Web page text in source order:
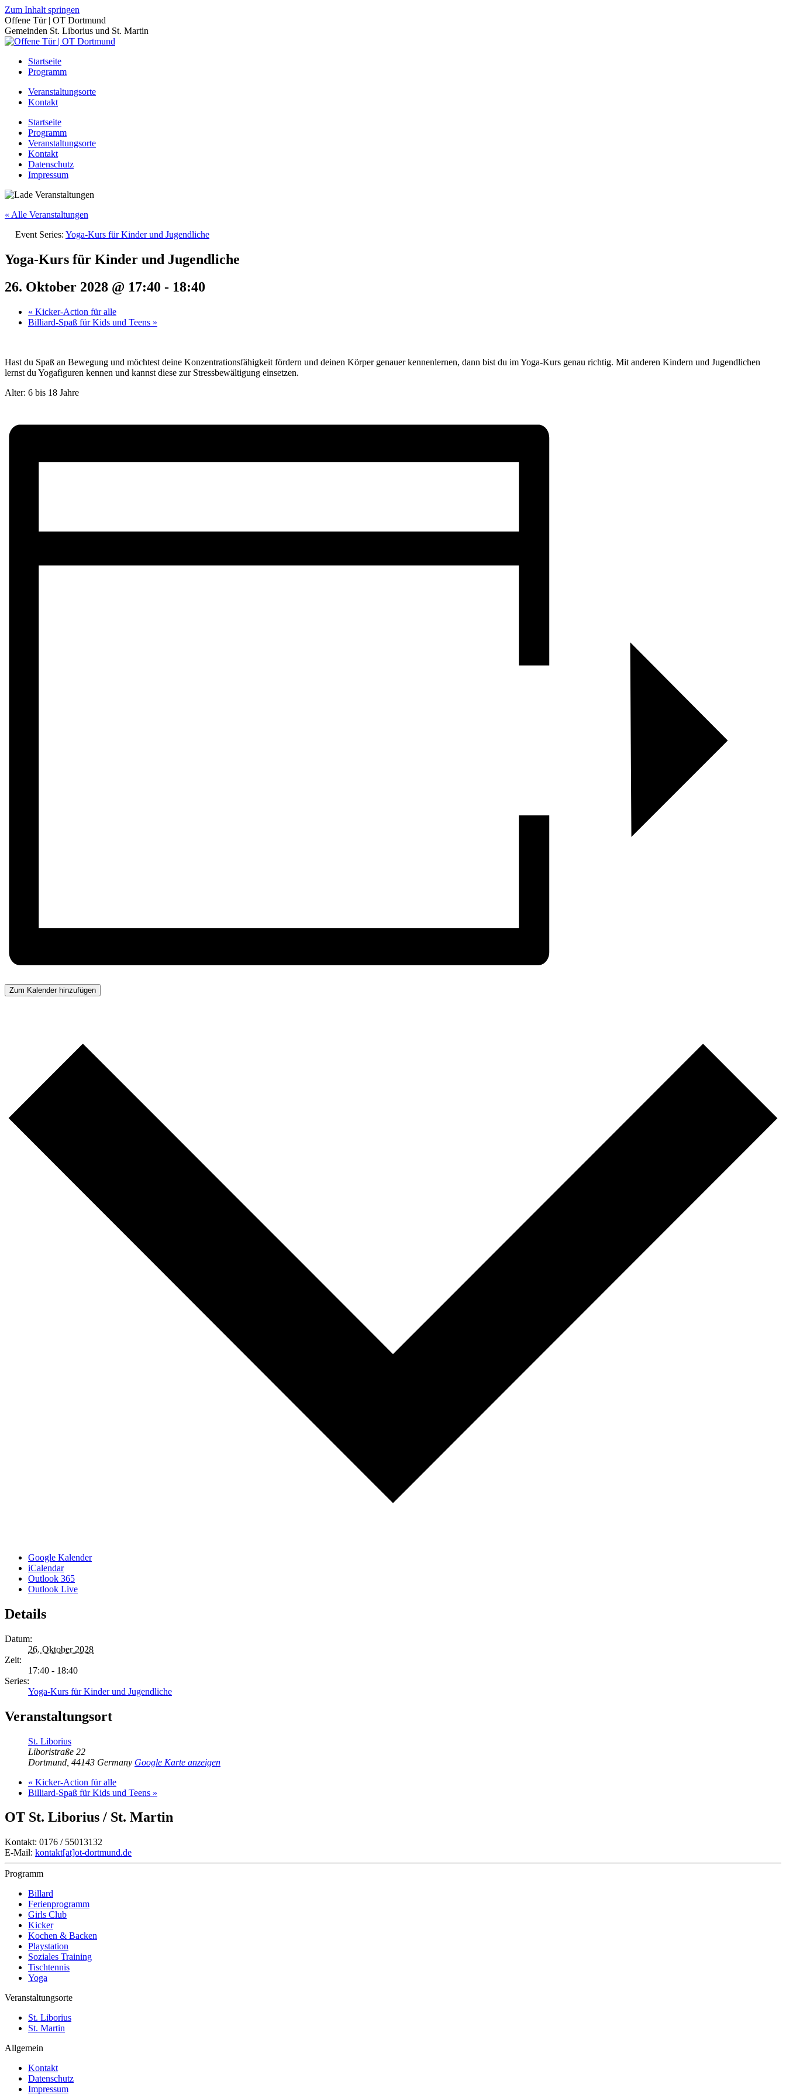
Zum Inhalt springen
Offene Tür | OT Dortmund
Gemeinden St. Liborius und St. Martin
Startseite
Programm
Veranstaltungsorte
Kontakt
Startseite
Programm
Veranstaltungsorte
Kontakt
Datenschutz
Impressum
« Alle Veranstaltungen
Event Series: Yoga-Kurs für Kinder und Jugendliche
Yoga-Kurs für Kinder und Jugendliche
26. Oktober 2028 @ 17:40 - 18:40
« Kicker-Action für alle
Billiard-Spaß für Kids und Teens »
Hast du Spaß an Bewegung und möchtest deine Konzentrationsfähigkeit fördern und deinen Körper genauer kennenlernen, dann bist du im Yoga-Kurs genau richtig. Mit anderen Kindern und Jugendlichen
lernst du Yogafiguren kennen und kannst diese zur Stressbewältigung einsetzen.
Alter: 6 bis 18 Jahre
Zum Kalender hinzufügen
Google Kalender
iCalendar
Outlook 365
Outlook Live
Details
Datum:
26. Oktober 2028
Zeit:
17:40 - 18:40
Series:
Yoga-Kurs für Kinder und Jugendliche
Veranstaltungsort
St. Liborius
Liboristraße 22
Dortmund 44143 Germany Google Karte anzeigen
« Kicker-Action für alle
Billiard-Spaß für Kids und Teens »
OT St. Liborius / St. Martin
Kontakt: 0176 / 55013132
E-Mail: kontakt[at]ot-dortmund.de
Programm
Billard
Ferienprogramm
Girls Club
Kicker
Kochen & Backen
Playstation
Soziales Training
Tischtennis
Yoga
Veranstaltungsorte
St. Liborius
St. Martin
Allgemein
Kontakt
Datenschutz
Impressum